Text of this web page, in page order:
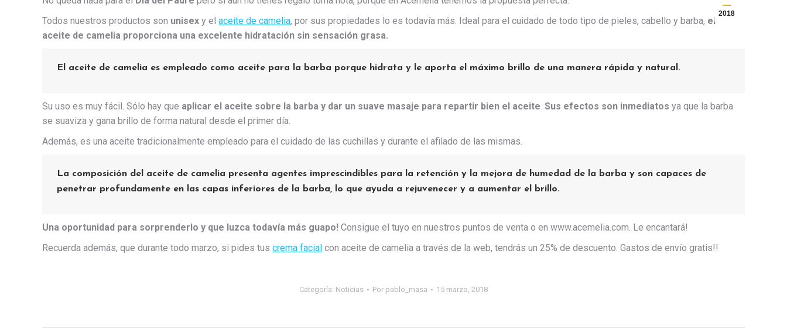
2018
Todos nuestros productos son unisex y el aceite de camelia, por sus propiedades lo es todavía más. Ideal para el cuidado de todo tipo de pieles, cabello y barba, el
aceite de camelia proporciona una excelente hidratación sin sensación grasa.
El aceite de camelia es empleado como aceite para la barba porque hidrata y le aporta el máximo brillo de una manera rápida y natural.
Su uso es muy fácil. Sólo hay que aplicar el aceite sobre la barba y dar un suave masaje para repartir bien el aceite. Sus efectos son inmediatos ya que la barba
se suaviza y gana brillo de forma natural desde el primer día.
Además, es una aceite tradicionalmente empleado para el cuidado de las cuchillas y durante el afilado de las mismas.
La composición del aceite de camelia presenta agentes imprescindibles para la retención y la mejora de humedad de la barba y son capaces de
penetrar profundamente en las capas inferiores de la barba, lo que ayuda a rejuvenecer y a aumentar el brillo.
Una oportunidad para sorprenderlo y que luzca todavía más guapo! Consigue el tuyo en nuestros puntos de venta o en www.acemelia.com. Le encantará!
Recuerda además, que durante todo marzo, si pides tus crema facial con aceite de camelia a través de la web, tendrás un 25% de descuento. Gastos de envío gratis!!
Categoría: Noticias Por pablo_masa 15 marzo, 2018